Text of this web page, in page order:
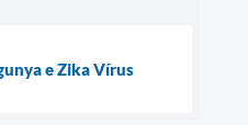
e Zika Vírus